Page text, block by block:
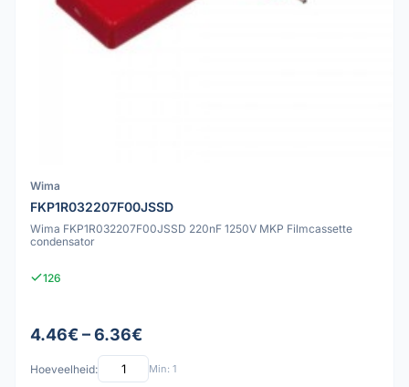
Wima
FKP1R032207F00JSSD
Wima FKP1R032207F00JSSD 220nF 1250V MKP Filmcassette
condensator
126
4.46€ – 6.36€
Hoeveelheid: Min: 1